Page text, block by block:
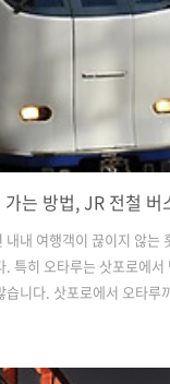
숨막히는 무더위를 체감
내내 여행객이 끊이지 않는
. 특히 오타루는 삿포로에
습니다. 삿포로에서 오타
을 통해 접근이 가능하며
는 JR 전철, 버스, 렌터카